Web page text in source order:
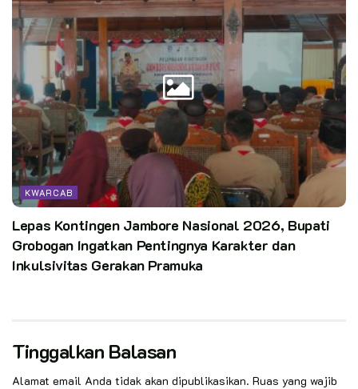
KWARCAB
Lepas Kontingen Jambore Nasional 2026, Bupati
Grobogan Ingatkan Pentingnya Karakter dan
Inkulsivitas Gerakan Pramuka
Tinggalkan Balasan
Alamat email Anda tidak akan dipublikasikan. Ruas yang wajib